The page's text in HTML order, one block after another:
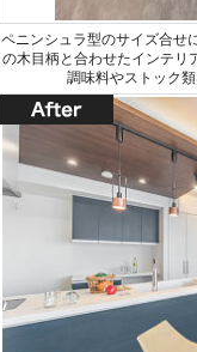
ペニンシュラ型のサイズ合せ
の木目柄と合わせたインテリ
調味料やストック